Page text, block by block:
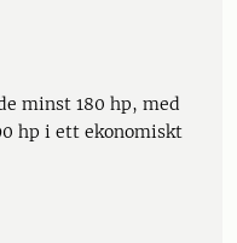
minst 180 hp, med
hp i ett ekonomiskt